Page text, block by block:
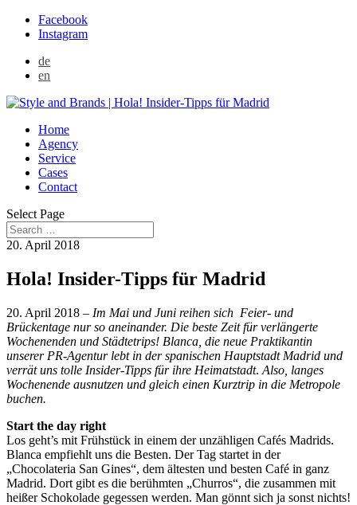
Facebook
Instagram
de
en
Home
Agency
Service
Cases
Contact
Select Page
20. April 2018
Hola! Insider-Tipps für Madrid
20. April 2018 – Im Mai und Juni reihen sich Feier- und
Brückentage nur so aneinander. Die beste Zeit für verlängerte
Wochenenden und Städtetrips! Blanca, die neue Praktikantin
unserer PR-Agentur lebt in der spanischen Hauptstadt Madrid und
verrät uns tolle Insider-Tipps für ihre Heimatstadt. Also, langes
Wochenende ausnutzen und gleich einen Kurztrip in die Metropole
buchen.
Start the day right
Los geht’s mit Frühstück in einem der unzähligen Cafés Madrids.
Blanca empfiehlt uns die Besten. Der Tag startet in der
„Chocolateria San Gines“, dem ältesten und besten Café in ganz
Madrid. Dort gibt es die berühmten „Churros“, die zusammen mit
heißer Schokolade gegessen werden. Man gönnt sich ja sonst nichts!